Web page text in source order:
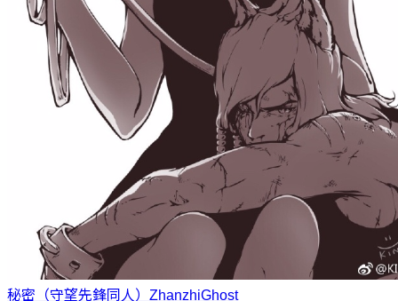
秘密（守望先鋒同人） ZhanzhiGhost